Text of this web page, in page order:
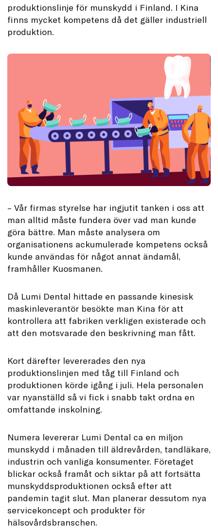
produktionslinje för munskydd i Finland. I Kina
finns mycket kompetens då det gäller industriell
produktion.
– Vår firmas styrelse har ingjutit tanken i oss att
man alltid måste fundera över vad man kunde
göra bättre. Man måste analysera om
organisationens ackumulerade kompetens också
kunde användas för något annat ändamål,
framhåller Kuosmanen.
Då Lumi Dental hittade en passande kinesisk
maskinleverantör besökte man Kina för att
kontrollera att fabriken verkligen existerade och
att den motsvarade den beskrivning man fått.
Kort därefter levererades den nya
produktionslinjen med tåg till Finland och
produktionen körde igång i juli. Hela personalen
var nyanställd så vi fick i snabb takt ordna en
omfattande inskolning.
Numera levererar Lumi Dental ca en miljon
munskydd i månaden till äldrevården, tandläkare,
industrin och vanliga konsumenter. Företaget
blickar också framåt och siktar på att fortsätta
munskyddsproduktionen också efter att
pandemin tagit slut. Man planerar dessutom nya
servicekoncept och produkter för
hälsovårdsbranschen.